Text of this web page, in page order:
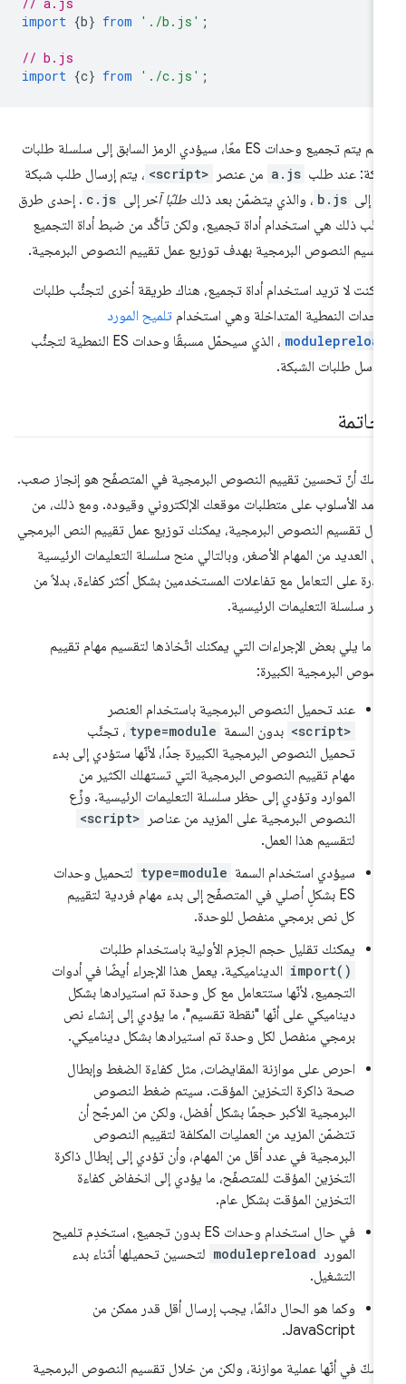
import
b} from './b.js'
// b.js
import
c} from './c.js'
إذا لم يتم تجميع وحدات ES معًا، سيؤدي الرمز السابق إلى سلسلة طلبات
عند طلب a.js من عنصر <script> ، يتم إرسال طلب شبكة
b.js ، والذي يتضمّن بعد ذلكطلبًا آخر إلى c.js . إحدى طرق
ذلك هي استخدام أداة تجميع، ولكن تأكَّد من ضبط أداة التجميع
النصوص البرمجية بهدف توزيع عمل تقييم النصوص البرمجية.
كنت لا تريد استخدام أداة تجميع، هناك طريقة أخرى لتجنُّب طلبات
النمطية المتداخلة وهي استخدامتلميح المورد
، الذي سيحمّل مسبقًا وحدات ES النمطية لتجنُّب
طلبات الشبكة.
شكّ أنّ تحسين تقييم النصوص البرمجية في المتصفّح هو إنجاز صعب.
الأسلوب على متطلبات موقعك الإلكتروني وقيوده. ومع ذلك، من
تقسيم النصوص البرمجية، يمكنك توزيع عمل تقييم النص البرمجي
العديد من المهام الأصغر، وبالتالي منح سلسلة التعليمات الرئيسية
على التعامل مع تفاعلات المستخدمين بشكل أكثر كفاءة، بدلاً من
سلسلة التعليمات الرئيسية.
ما يلي بعض الإجراءات التي يمكنك اتّخاذها لتقسيم مهام تقييم
البرمجية الكبيرة:
عند تحميل النصوص البرمجية باستخدام العنصر
<script> بدون السمة type=module ، تجنَّب
تحميل النصوص البرمجية الكبيرة جدًا، لأنّها ستؤدي إلى بدء
مهام تقييم النصوص البرمجية التي تستهلك الكثير من
الموارد وتؤدي إلى حظر سلسلة التعليمات الرئيسية. وزِّع
النصوص البرمجية على المزيد من عناصر <script>
لتقسيم هذا العمل.
سيؤدي استخدام السمة type=module لتحميل وحدات
ES بشكلٍ أصلي في المتصفّح إلى بدء مهام فردية لتقييم
كل نص برمجي منفصل للوحدة.
يمكنك تقليل حجم الحِزم الأولية باستخدام طلبات
import() الديناميكية. يعمل هذا الإجراء أيضًا في أدوات
التجميع، لأنّها ستتعامل مع كل وحدة تم استيرادها بشكل
ديناميكي على أنّها "نقطة تقسيم"، ما يؤدي إلى إنشاء نص
برمجي منفصل لكل وحدة تم استيرادها بشكل ديناميكي.
احرص على موازنة المقايضات، مثل كفاءة الضغط وإبطال
صحة ذاكرة التخزين المؤقت. سيتم ضغط النصوص
البرمجية الأكبر حجمًا بشكل أفضل، ولكن من المرجّح أن
تتضمّن المزيد من العمليات المكلفة لتقييم النصوص
البرمجية في عدد أقل من المهام، وأن تؤدي إلى إبطال ذاكرة
التخزين المؤقت للمتصفّح، ما يؤدي إلى انخفاض كفاءة
التخزين المؤقت بشكل عام.
في حال استخدام وحدات ES بدون تجميع، استخدِم تلميح
المورد modulepreload لتحسين تحميلها أثناء بدء
التشغيل.
وكما هو الحال دائمًا، يجب إرسال أقل قدر ممكن من
JavaScript.
شكّ في أنّها عملية موازنة، ولكن من خلال تقسيم النصوص البرمجية